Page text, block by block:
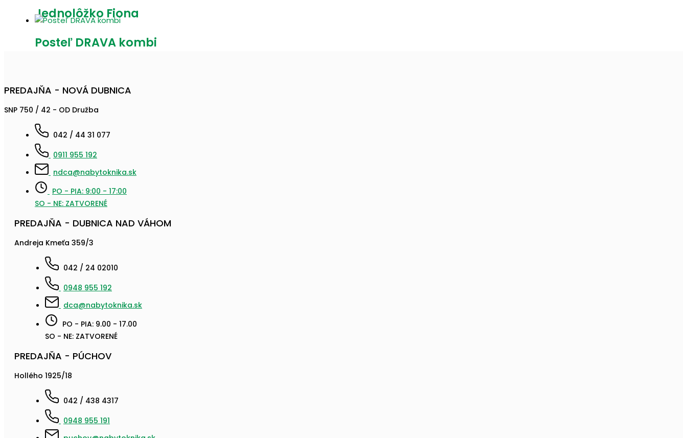
Jednolôžko Fiona
Posteľ DRAVA kombi
PREDAJŇA - NOVÁ DUBNICA
SNP 750 / 42 - OD Družba
042 / 44 31 077
0911 955 192
ndca@nabytoknika.sk
PO - PIA: 9:00 - 17:00
SO - NE: ZATVORENÉ
PREDAJŇA - DUBNICA NAD VÁHOM
Andreja Kmeťa 359/3
042 / 24 02010
0948 955 192
dca@nabytoknika.sk
PO - PIA: 9.00 - 17.00
SO - NE: ZATVORENÉ
PREDAJŇA - PÚCHOV
Hollého 1925/18
042 / 438 4317
0948 955 191